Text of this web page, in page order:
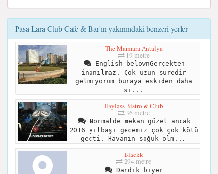
Pasa Lara Club Cafe & Bar'ın yakınındaki benzeri yerler
The Marmara Antalya
19 metre
English belownGerçekten
inanılmaz. Çok uzun süredir
gelmiyorum buraya eskiden daha
sı...
Haylass Bistro & Club
36 metre
Normalde mekan güzel ancak
2016 yılbaşı gecemiz çok çok kötü
geçti. Havanın soğuk olm...
Blackk
294 metre
Dandik biyer